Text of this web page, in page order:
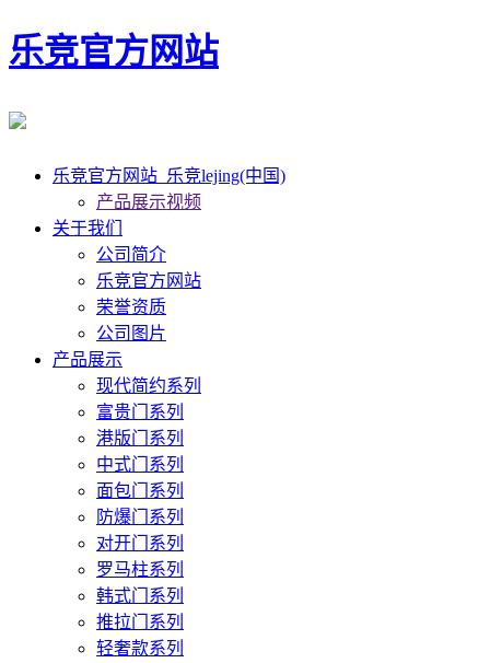
乐竞官方网站
乐竞官方网站_乐竞lejing(中国)
产品展示视频
关于我们
公司简介
乐竞官方网站
荣誉资质
公司图片
产品展示
现代简约系列
富贵门系列
港版门系列
中式门系列
面包门系列
防爆门系列
对开门系列
罗马柱系列
韩式门系列
推拉门系列
轻奢款系列